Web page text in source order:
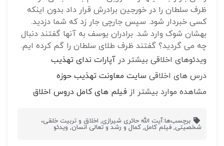
ظرف سلطان را در خورجین برادرش قرار داد بدون اینکه
کسی خبردار شود. سپس جارچی جار زد که شما دزدید.
بهشان شوک وارد شد. برادران یوسف به آنها گفتند دنبال
چه می گردید؟ گفتند ظرف طلای سلطان را گم کرده ایم.
ویدئوهای اخلاقی بیشتر در آپارات ندای تهذیب
درس های اخلاقی سایت معاونت تهذیب حوزه
مشاهده موارد بیشتر از فیلم های کامل دروس اخلاق
برچسب‌ها:آیت الله حائری شیرازی, اخلاق و تربیت خلقی،
شخصیتی, فیلم کامل, کمال و رشد و تعالی انسان, ویدئو